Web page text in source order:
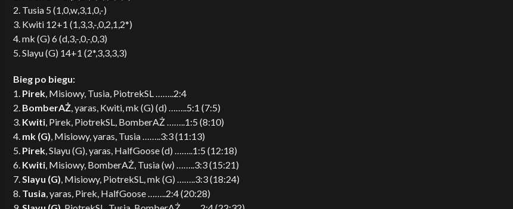
2. Tusia 5 (1,0,w,3,1,0,-)
3. Kwiti 12+1 (1,3,3,-,0,2,1,2*)
4. mk (G) 6 (d,3,-,0,-,0,3)
5. Slayu (G) 14+1 (2*,3,3,3,3)
Bieg po biegu:
1. Pirek, Misiowy, Tusia, PiotrekSL ……..2:4
2. BomberAŻ, yaras, Kwiti, mk (G) (d) ……..5:1 (7:5)
3. Kwiti, Pirek, PiotrekSL, BomberAŻ ……..1:5 (8:10)
4. mk (G), Misiowy, yaras, Tusia ……..3:3 (11:13)
5. Pirek, Slayu (G), yaras, HalfGoose (d) ……..1:5 (12:18)
6. Kwiti, Misiowy, BomberAŻ, Tusia (w) ……..3:3 (15:21)
7.Slayu (G), Misiowy, PiotrekSL, mk (G) ……..3:3 (18:24)
8. Tusia, yaras, Pirek, HalfGoose ……..2:4 (20:28)